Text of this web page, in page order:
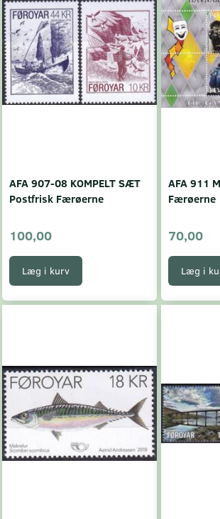
AFA 907-08 KOMPELT SÆT
Postfrisk Færøerne
100,00
Læg i kurv
AFA 911
Færøerne
70,00
Læg i